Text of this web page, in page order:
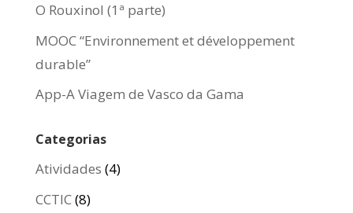
O Rouxinol (1ª parte)
MOOC “Environnement et développement
durable”
App-A Viagem de Vasco da Gama
Categorias
Atividades (4)
CCTIC(8)